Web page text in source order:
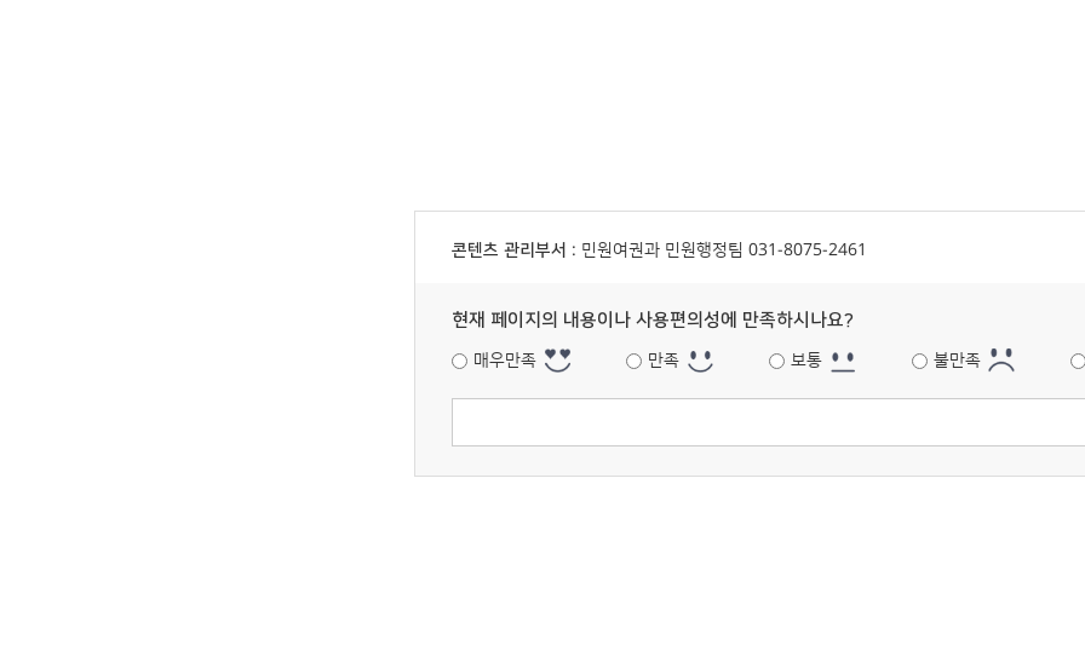
콘텐츠 관리부서 : 민원여권과 민원행정팀 031-8075-2461
현재 페이지의 내용이나 사용편의성에 만족하시나요?
매우만족 만족 보통 불만족